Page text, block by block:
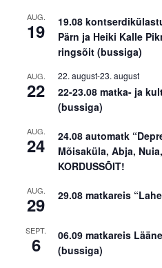
AUG.
19
19.08
Pärn ja Heiki Kalle
ringsõit (bussiga)
AUG.
22
22. august-23. august
22-23.08 matka- ja
(bussiga)
AUG.
24
24.08 automatk
Mõisaküla, Abja,
KORDUSSÕIT!
AUG.
29 29.08 matkareis
SEPT.
6
06.09 matkareis
(bussiga)